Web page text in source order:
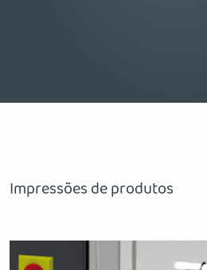
Impressões de produtos